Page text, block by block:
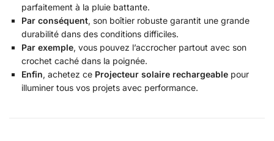
parfaitement à la pluie battante.
Par conséquent, son boîtier robuste garantit une grande
durabilité dans des conditions difficiles.
Par exemple, vous pouvez l’accrocher partout avec son
crochet caché dans la poignée.
Enfin, achetez ce Projecteur solaire rechargeable pour
illuminer tous vos projets avec performance.